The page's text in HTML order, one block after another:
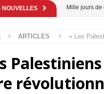
NOUVELLES Mille jours de
Alors que
tueries [ 4
Les
toxiques [ 3
ARTICLES « Les